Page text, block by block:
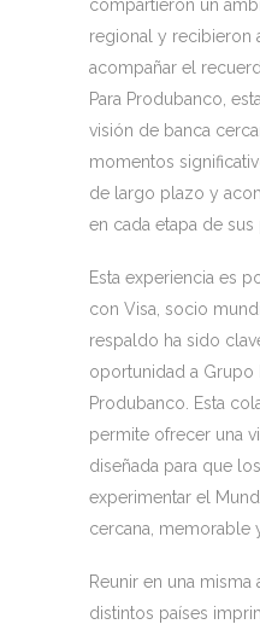
compartieron un
regional y recibieron
acompañar el
Para Produbanco,
visión de banca
momentos
de largo plazo y
en cada etapa de sus
Esta experiencia es
con Visa, socio
respaldo ha sido
oportunidad a Grupo
Produbanco. Esta
permite ofrecer una
diseñada para que
experimentar el
cercana, memorable
Reunir en una
distintos países